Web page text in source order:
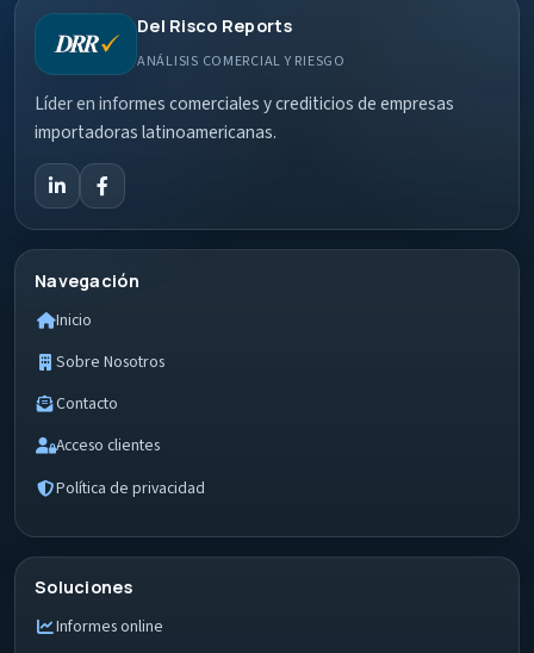
Del Risco Reports
ANÁLISIS COMERCIAL Y RIESGO
Líder en informes comerciales y crediticios de empresas
importadoras latinoamericanas.
Navegación
Inicio
Sobre Nosotros
Contacto
Acceso clientes
Política de privacidad
Soluciones
Informes online